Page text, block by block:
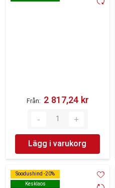
Från 2 817,24 kr‎
Lägg i varukorg
Soodushind -20%
Kesklaos
Soodushind -20%
Kesklaos